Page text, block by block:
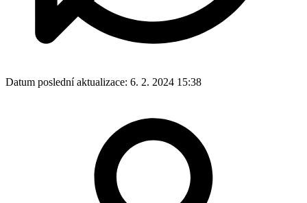
Datum poslední aktualizace: 6. 2. 2024 15:38